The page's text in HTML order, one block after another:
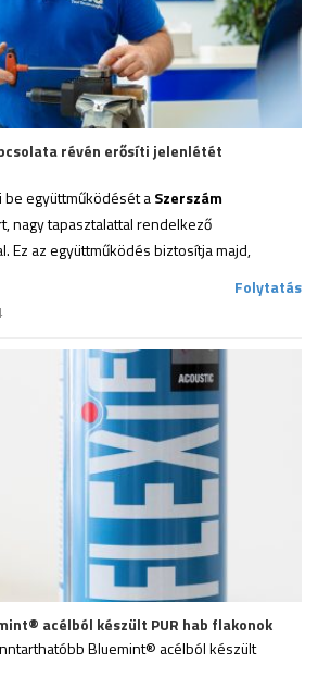
révén erősíti jelenlétét
be együttműködését aSzerszám
nagy tapasztalattal rendelkező
Ez az együttműködés biztosítja majd,
Folytatás
acélból készült PUR hab flakonok
Bluemint® acélból készült